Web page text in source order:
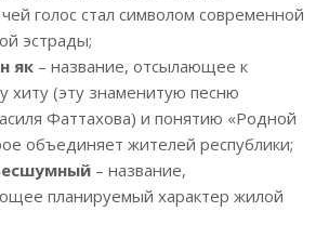
голос стал символом современной
эстрады;
як – название, отсылающее к
хиту (эту знаменитую песню
Фаттахова) и понятию «Родной
объединяет жителей республики;
– название,
планируемый характер жилой